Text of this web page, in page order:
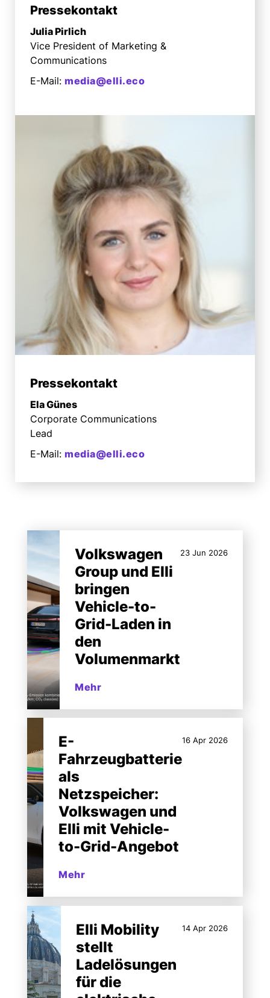
Pressekontakt
Julia Pirlich
Vice President of Marketing &
Communications
E-Mail: media@elli.eco
Pressekontakt
Ela Günes
Corporate Communications
Lead
E-Mail: media@elli.eco
Volkswagen
Group und Elli
bringen
Vehicle-to-
Grid-Laden in
den
Volumenmarkt
23 Jun 2026
Mehr
E-
Fahrzeugbatterie
als
Netzspeicher:
Volkswagen und
Elli mit Vehicle-
to-Grid-Angebot
16 Apr 2026
Mehr
Elli Mobility
stellt
Ladelösungen
für die
14 Apr 2026